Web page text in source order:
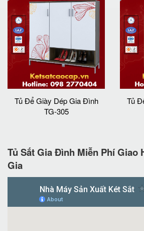
Tủ Để Giày Dép Gia Đình
TG-305
Tủ
Tủ Sắt Gia Đình Miễn Phí Giao
Gia